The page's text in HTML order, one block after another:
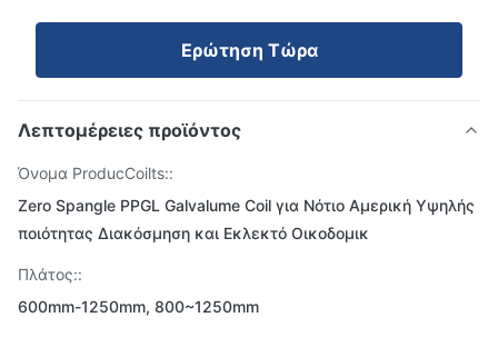
Ερώτηση Τώρα
Λεπτομέρειες προϊόντος
Όνομα ProducCoilts::
Zero Spangle PPGL Galvalume Coil για Νότιο Αμερική Υψηλής
ποιότητας Διακόσμηση και Εκλεκτό Οικοδομικ
Πλάτος::
600mm-1250mm, 800~1250mm